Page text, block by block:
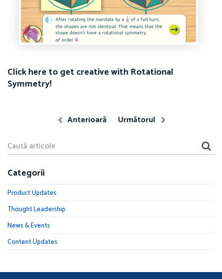
Click here to get creative with Rotational
Symmetry!
Anterioară Următorul
Categorii
Product Updates
Thought Leadership
News & Events
Content Updates